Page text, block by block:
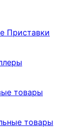
Приставки
товары
товары